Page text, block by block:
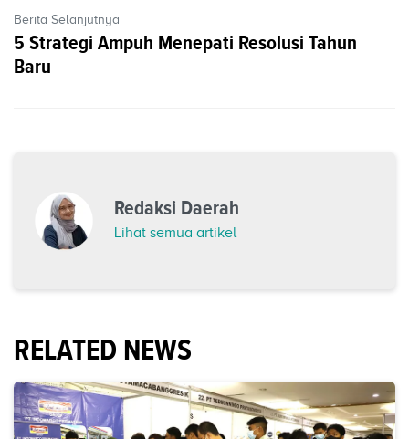
Berita Selanjutnya
5 Strategi Ampuh Menepati Resolusi Tahun
Baru
Redaksi Daerah
Lihat semua artikel
RELATED NEWS